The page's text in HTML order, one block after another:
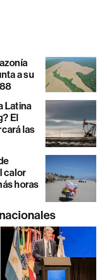
a su
Latina
El
las
calor
horas